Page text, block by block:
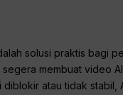
solusi praktis bagi
membuat video
diblokir atau tidak stabil,